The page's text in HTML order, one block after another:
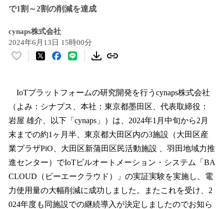
で1割～2割の削減を達成
cynaps株式会社
2024年6月13日 15時00分
い
！
数
を
読
み
込
み
中
で
す
IoTプラットフォームの研究開発を行うcynaps株式会社
（よみ：シナプス、本社：東京都墨田区、代表取締役：
岩屋 雄介、以下「cynaps」）は、2024年1月中旬から2月
末までの約1ヶ月半、東京都大田区内の3施設（大田区産
業プラザPiO、大田区新蒲田区民活動施設 、羽田地域力推
進センター）でIoTビルオートメーション・システム「BA
CLOUD（ビーエークラウド）」の実証実験を実施し、電
力使用量の大幅削減に成功しました。またこれを受け、2
024年度も同施設での継続導入が決定しましたのでお知ら